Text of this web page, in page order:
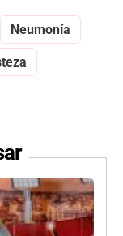
Neumonía